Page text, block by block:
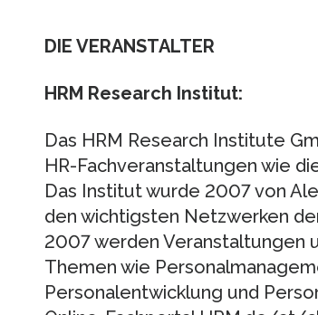
DIE VERANSTALTER
HRM Research Institut:
Das HRM Research Institute
HR-Fachveranstaltungen wie
Das Institut wurde 2007 von
den wichtigsten Netzwerken
2007 werden Veranstaltungen
Themen wie
Personalentwicklung und